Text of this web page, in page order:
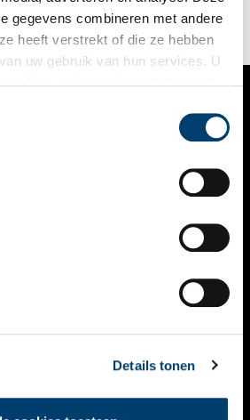
gegevens combineren met andere
heeft verstrekt of die ze hebben
uw gebruik van hun services. U
Details tonen
verraden…